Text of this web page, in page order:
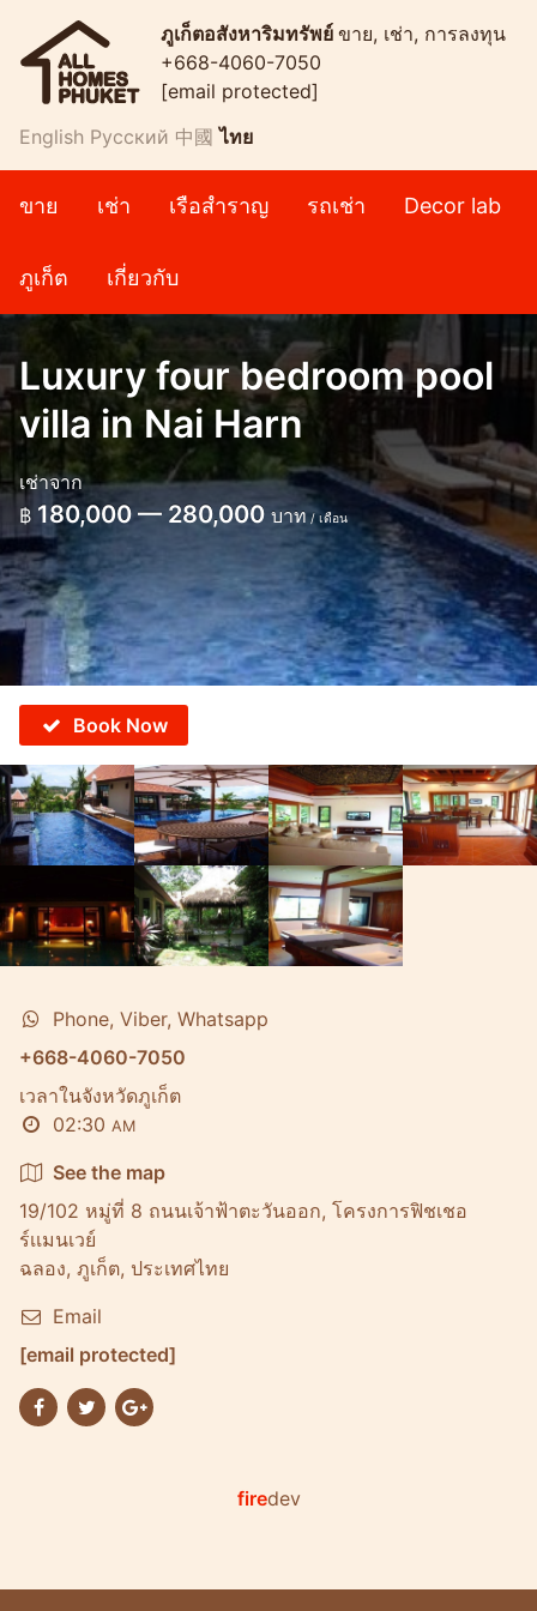
ภูเก็ตอสังหาริมทรัพย์ ขาย, เช่า, การลงทุน
+668-4060-7050
[email protected]
English Русский 中國 ไทย
ขาย เช่า เรือสำราญ รถเช่า Decor lab
ภูเก็ต เกี่ยวกับ
Luxury four bedroom pool
villa in Nai Harn
เช่าจาก
฿ 180,000 — 280,000 บาท / เดือน
Book Now
Phone, Viber, Whatsapp
+668-4060-7050
เวลาในจังหวัดภูเก็ต
02:30 AM
See the map
19/102 หมู่ที่ 8 ถนนเจ้าฟ้าตะวันออก, โครงการฟิชเชอ
ร์เเมนเวย์
ฉลอง, ภูเก็ต, ประเทศไทย
Email
[email protected]
firedev